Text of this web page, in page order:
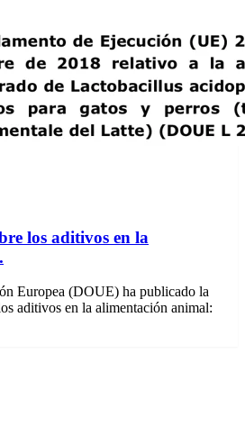
los aditivos en la
Europea (DOUE) ha publicado la
aditivos en la alimentación animal: